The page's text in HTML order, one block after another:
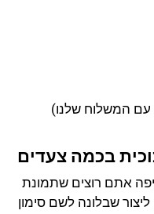
המשלוח שלנו)
בכמה צעדים
אתם רוצים שתמונת
שבלונה לשם סימון